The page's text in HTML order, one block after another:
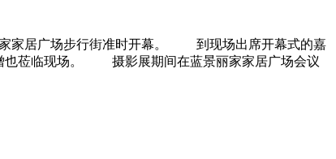
家家居广场步行街准时开幕。 到现场出席开幕式的嘉
也莅临现场。 摄影展期间在蓝景丽家家居广场会议